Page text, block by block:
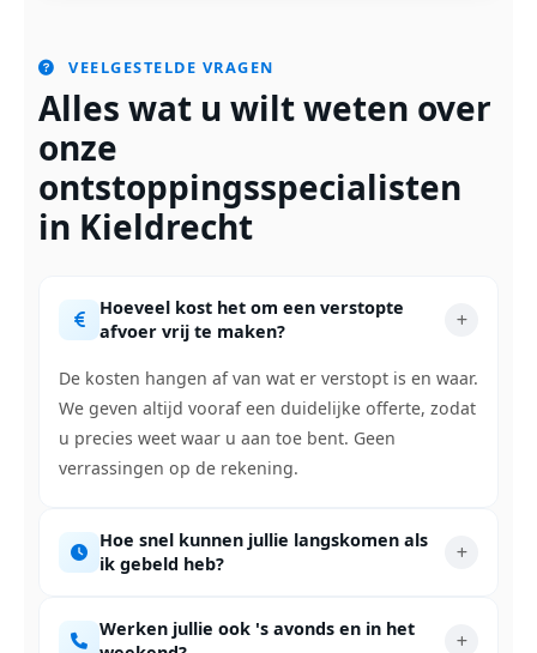
VEELGESTELDE VRAGEN
Alles wat u wilt weten over
onze
ontstoppingsspecialisten
in Kieldrecht
Hoeveel kost het om een verstopte
afvoer vrij te maken?
De kosten hangen af van wat er verstopt is en waar.
We geven altijd vooraf een duidelijke offerte, zodat
u precies weet waar u aan toe bent. Geen
verrassingen op de rekening.
Hoe snel kunnen jullie langskomen als
ik gebeld heb?
Werken jullie ook 's avonds en in het